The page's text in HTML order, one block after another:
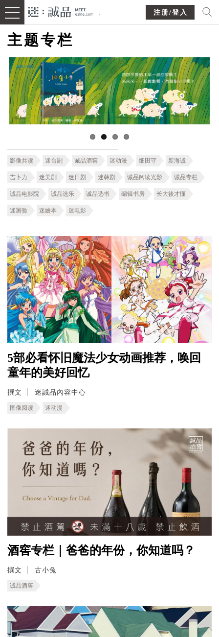
注册/登入
主题专栏
影像共读 迷台剧 诚品酒窖 迷动漫 细田守 新海诚
吉卜力 迷美剧 迷日剧 迷韩剧 诚品阅读光影 诚品专栏
诚品电影院 诚品选乐 诚品选书 编辑书房 长大後才懂
迷测验 迷繪本 迷电影
5部必看怀旧魔法少女动画推荐，唤回
童年的美好回忆
撰文 迷誠品內容中心
图像阅读 迷动漫
酒窖专栏｜爸爸的年份，你知道吗？
撰文 古小兔
诚品酒窖